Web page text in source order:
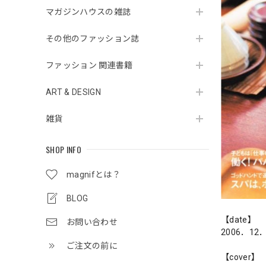
マガジンハウスの雑誌
その他のファッション誌
ファッション 関連書籍
ART & DESIGN
雑貨
SHOP INFO
magnifとは？
BLOG
お問い合わせ
ご注文の前に
【date】
2006．12
【cover】